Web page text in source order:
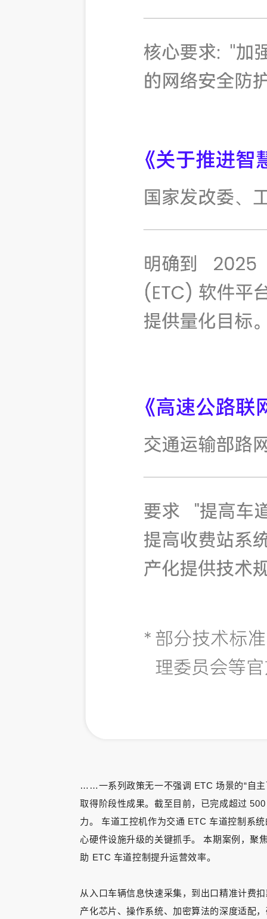
……一系列政策无一不强调 ETC 场景的“自主
取得阶段性成果。截至目前，已完成超过
力。 车道工控机作为交通 ETC 车道控制系
心硬件设施升级的关键抓手。 本期案例，聚
助 ETC 车道控制提升运营效率。
从入口车辆信息快速采集，到出口精准计费
产化芯片、操作系统、加密算法的深度适配